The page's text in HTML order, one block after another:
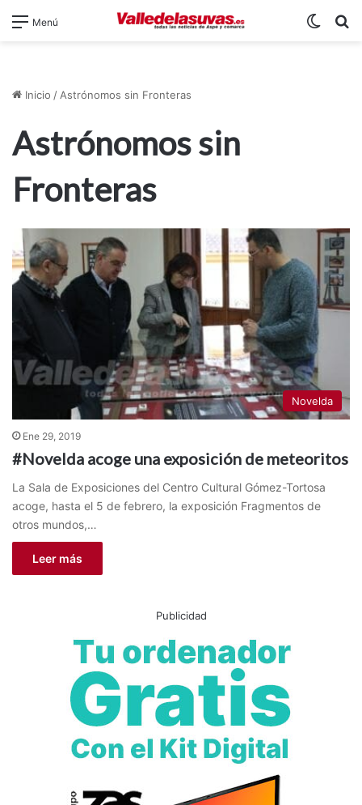
Menú
Inicio / Astrónomos sin Fronteras
Astrónomos sin
Fronteras
Novelda
Ene 29, 2019
#Novelda acoge una exposición de meteoritos
La Sala de Exposiciones del Centro Cultural Gómez-Tortosa
acoge, hasta el 5 de febrero, la exposición Fragmentos de
otros mundos,…
Leer más
Publicidad